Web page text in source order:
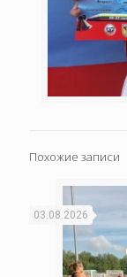
Похожие записи
03.08.2026